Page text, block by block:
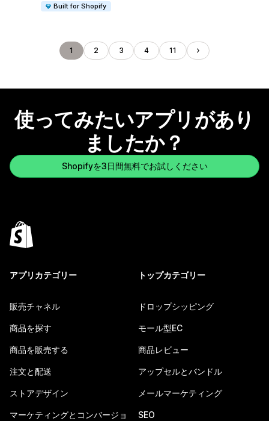
Built for Shopify
1 2 3 4 11
使ってみたいアプリがあり
ましたか？
Shopifyを3日間無料でお試しください
アプリカテゴリー
販売チャネル
商品を探す
商品を販売する
注文と配送
ストアデザイン
マーケティングとコンバージョ
トップカテゴリー
ドロップシッピング
モール型EC
商品レビュー
アップセルとバンドル
メールマーケティング
SEO